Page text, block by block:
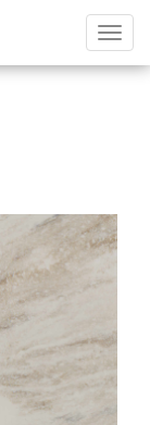
福
建
限
公
司